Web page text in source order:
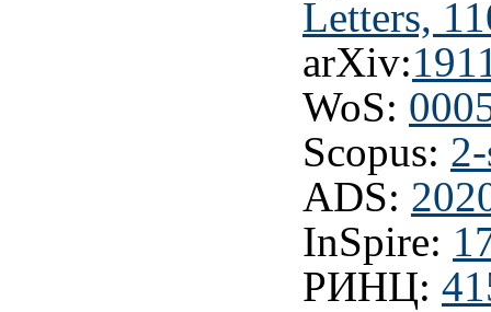
Letters,
arXiv:
WoS:
Scopus:
ADS:
InSpire:
РИНЦ: